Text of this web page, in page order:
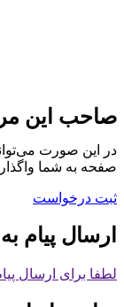
صاحب این
در این صورت
صفحه به شما
ثبت درخواست
ارسال پیام
لطفا برای ارسال